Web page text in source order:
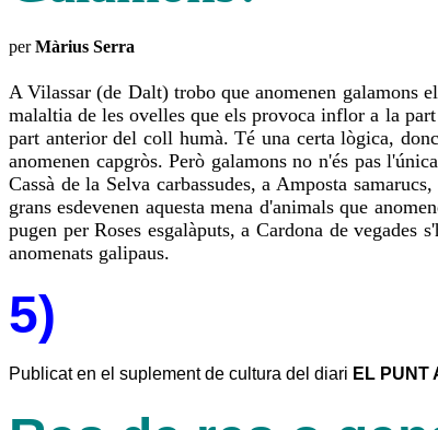
perMàrius Serra
A Vilassar (de Dalt) trobo que anomenen galamons
malaltia de les ovelles que els provoca inflor a la
part anterior del coll humà. Té una certa lògica,
anomenen capgròs. Però galamons no n'és pas
Cassà de la Selva carbassudes, a Amposta
grans esdevenen aquesta mena d'animals que
pugen per Roses esgalàputs, a Cardona de
anomenats galipaus.
5)
Publicat en el suplement de cultura del diari EL PUNT